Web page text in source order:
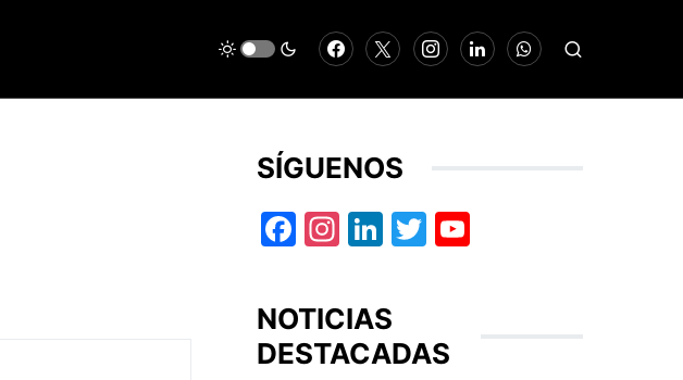
SÍGUENOS
Facebook
Instagram
LinkedIn
Twitter
NOTICIAS
DESTACADAS